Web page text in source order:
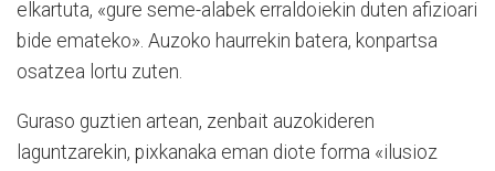
elkartuta, «gure seme-alabek erraldoiekin duten afizioari
bide emateko». Auzoko haurrekin batera, konpartsa
osatzea lortu zuten.
Guraso guztien artean, zenbait auzokideren
laguntzarekin, pixkanaka eman diote forma «ilusioz